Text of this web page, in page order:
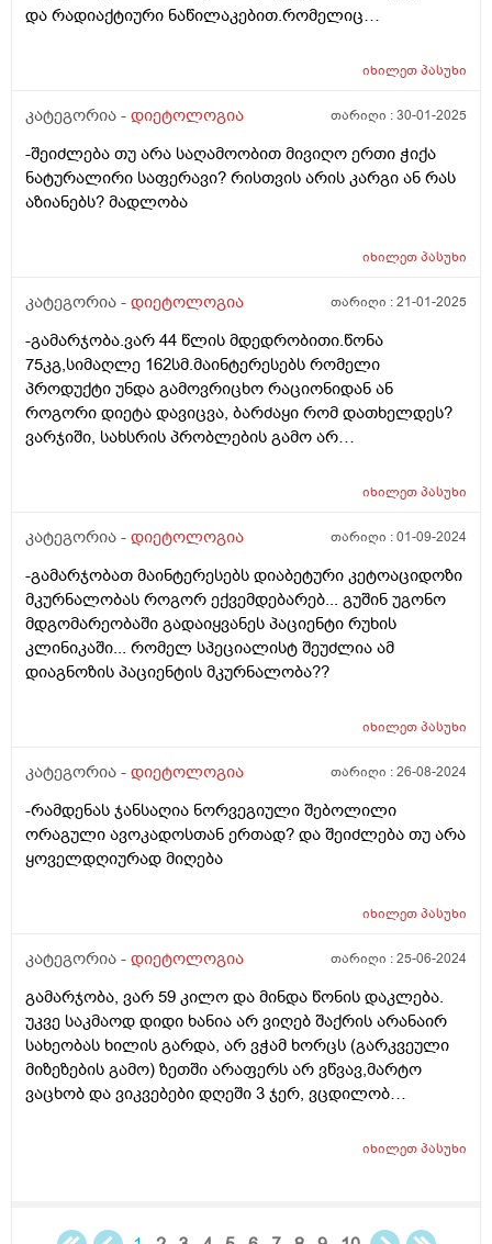
და რადიაქტიური ნაწილაკებით.რომელიც
თიხაში.მაინტერესებს,არასწორად ვიქცევი? ან მავნებს
დალევა? მადლობა.
იხილეთპასუხი
კატეგორია - დიეტოლოგია თარიღი :30-01-2025
-შეიძლება თუ არა საღამოობით მივიღო ერთი ჭიქა
ნატურალირი საფერავი? რისთვის არის კარგი ან რას
აზიანებს? მადლობა
იხილეთპასუხი
კატეგორია - დიეტოლოგია თარიღი :21-01-2025
-გამარჯობა.ვარ 44 წლის მდედრობითი.წონა
75კგ,სიმაღლე 162სმ.მაინტერესებს რომელი
პროდუქტი უნდა გამოვრიცხო რაციონიდან ან
როგორი დიეტა დავიცვა, ბარძაყი რომ დათხელდეს?
ვარჯიში, სახსრის პრობლების გამო არ
იხილეთპასუხი
კატეგორია - დიეტოლოგია თარიღი :01-09-2024
-გამარჯობათ მაინტერესებს დიაბეტური კეტოაციდოზი
მკურნალობას როგორ ექვემდებარებ... გუშინ უგონო
მდგომარეობაში გადაიყვანეს პაციენტი რუხის
კლინიკაში... რომელ სპეციალისტ შეუძლია ამ
დიაგნოზის პაციენტის მკურნალობა??
იხილეთპასუხი
კატეგორია - დიეტოლოგია თარიღი :26-08-2024
-რამდენას ჯანსაღია ნორვეგიული შებოლილი
ორაგული ავოკადოსთან ერთად? და შეიძლება თუ არა
ყოველდღიურად მიღება
იხილეთპასუხი
კატეგორია - დიეტოლოგია თარიღი :25-06-2024
გამარჯობა, ვარ 59 კილო და მინდა წონის დაკლება.
უკვე საკმაოდ დიდი ხანია არ ვიღებ შაქრის არანაირ
სახეობას ხილის გარდა, არ ვჭამ ხორცს (გარკვეული
მიზეზების გამო) ზეთში არაფერს არ ვწვავ,მარტო
ვაცხობ და ვიკვებები დღეში 3 ჯერ, ვცდილობ
მირჩიოთ რამე ან დამანახოთ სად ვუშვებ შეცდომას?
იხილეთპასუხი